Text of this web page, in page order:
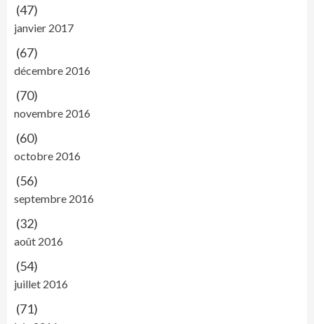
(47)
janvier 2017
(67)
décembre 2016
(70)
novembre 2016
(60)
octobre 2016
(56)
septembre 2016
(32)
août 2016
(54)
juillet 2016
(71)